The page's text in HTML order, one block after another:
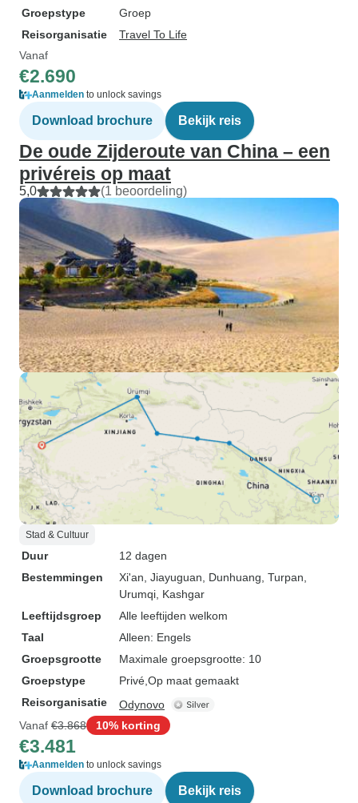
Groepstype
Groep
Reisorganisatie
Travel To Life
Vanaf
€2.690
Aanmelden to unlock savings
Download brochure Bekijk reis
De oude Zijderoute van China – een
privéreis op maat
5,0 (1 beoordeling)
Stad & Cultuur
Duur
12 dagen
Bestemmingen
Xi'an , Jiayuguan , Dunhuang , Turpan
Urumqi , Kashgar
Leeftijdsgroep
Alle leeftijden welkom
Taal
Alleen: Engels
Groepsgrootte
Maximale groepsgrootte: 10
Groepstype
Privé Op maat gemaakt
Reisorganisatie
Odynovo
Vanaf €3.868 10% korting
€3.481
Aanmelden to unlock savings
Download brochure Bekijk reis